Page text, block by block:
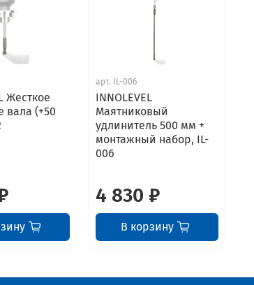
Жесткое
вала (+50
арт. IL-006
INNOLEVEL
Маятниковый
удлинитель 500 мм +
монтажный набор, IL-
006
4 830 ₽
В корзину